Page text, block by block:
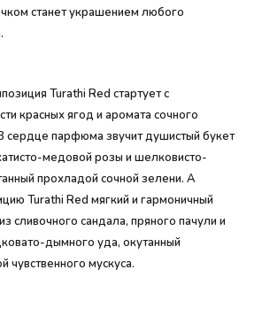
станет украшением любого
Turathi Red стартует с
красных ягод и аромата сочного
сердце парфюма звучит душистый букет
медовой розы и шелковисто-
прохладой сочной зелени. А
Turathi Red мягкий и гармоничный
сливочного сандала, пряного пачули и
дымного уда, окутанный
мускуса.